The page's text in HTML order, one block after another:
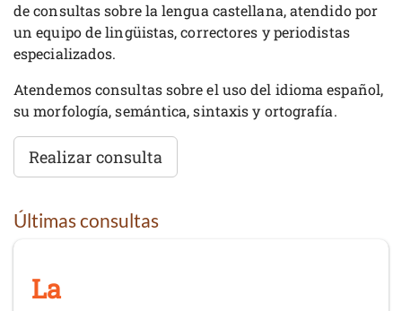
de consultas sobre la lengua castellana, atendido por
un equipo de lingüistas, correctores y periodistas
especializados.
Atendemos consultas sobre el uso del idioma español,
su morfología, semántica, sintaxis y ortografía.
Realizar consulta
Últimas consultas
La